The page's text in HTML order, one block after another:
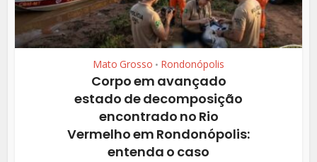
Mato Grosso • Rondonópolis
Corpo em avançado
estado de decomposição
encontrado no Rio
Vermelho em Rondonópolis:
entenda o caso